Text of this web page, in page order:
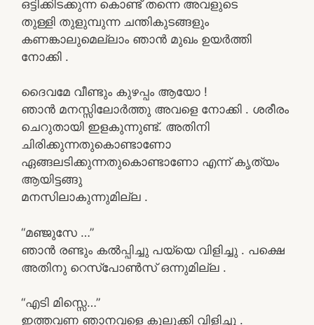
ഒട്ടിക്കിടക്കുന്ന കൊണ്ട് തന്നെ അവളുടെ
തുള്ളി തുളുമ്പുന്ന ചന്തികുടങ്ങളും
കണങ്കാലുമെല്ലാം ഞാൻ മുഖം ഉയർത്തി
നോക്കി .
ദൈവമേ വീണ്ടും കുഴപ്പം ആയോ !
ഞാൻ മനസ്സിലോർത്തു അവളെ നോക്കി . ശരീരം
ചെറുതായി ഇളകുന്നുണ്ട്. അതിനി
ചിരിക്കുന്നതുകൊണ്ടാണോ
ഏങ്ങലടിക്കുന്നതുകൊണ്ടാണോ എന്ന് കൃത്യം
ആയിട്ടങ്ങു
മനസിലാകുന്നുമില്ല .
“മഞ്ജുസേ …”
ഞാൻ രണ്ടും കൽപ്പിച്ചു പയ്യെ വിളിച്ചു . പക്ഷെ
അതിനു റെസ്പോൺസ് ഒന്നുമില്ല .
“എടി മിസ്സെ…”
ഇത്തവണ ഞാനവളെ കുലുക്കി വിളിച്ചു .